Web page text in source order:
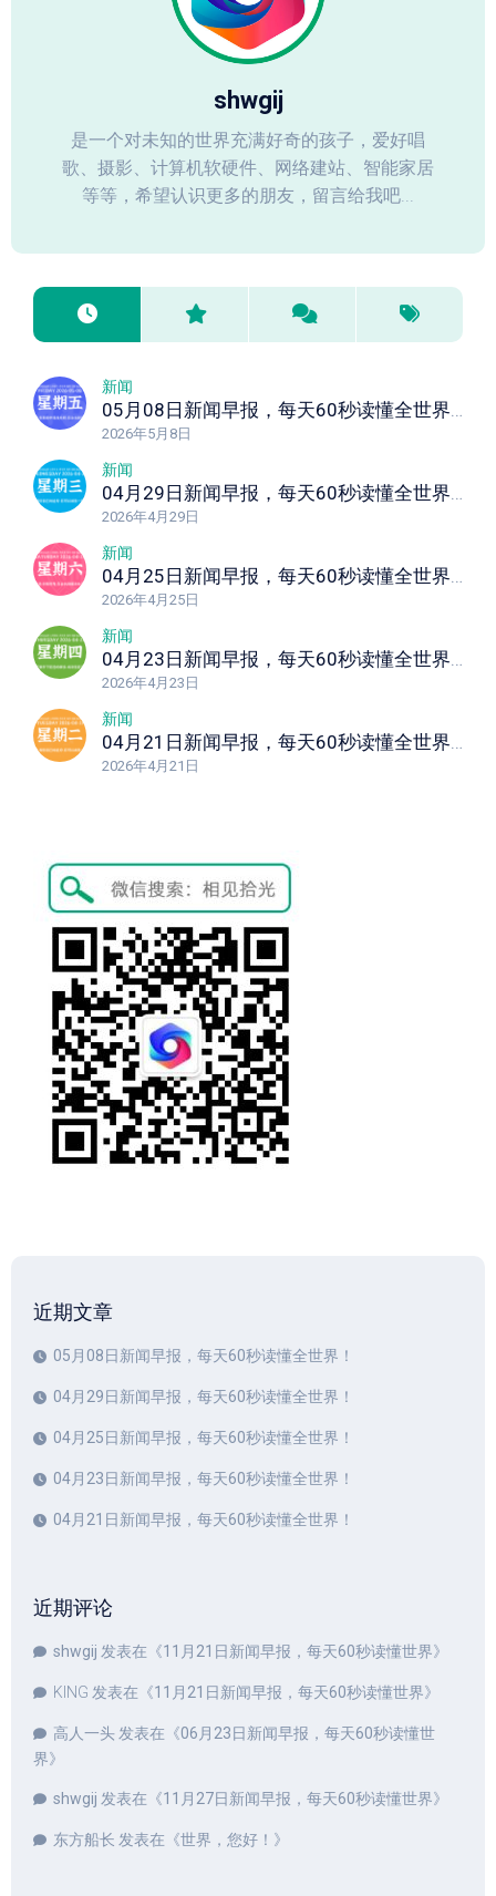
shwgij
是一个对未知的世界充满好奇的孩子，爱好唱
歌、摄影、计算机软硬件、网络建站、智能家居
等等，希望认识更多的朋友，留言给我吧...
新闻
05月08日新闻早报，每天60秒读懂全世界！
2026年5月8日
新闻
04月29日新闻早报，每天60秒读懂全世界！
2026年4月29日
新闻
04月25日新闻早报，每天60秒读懂全世界！
2026年4月25日
新闻
04月23日新闻早报，每天60秒读懂全世界！
2026年4月23日
新闻
04月21日新闻早报，每天60秒读懂全世界！
2026年4月21日
近期文章
05月08日新闻早报，每天60秒读懂全世界！
04月29日新闻早报，每天60秒读懂全世界！
04月25日新闻早报，每天60秒读懂全世界！
04月23日新闻早报，每天60秒读懂全世界！
04月21日新闻早报，每天60秒读懂全世界！
近期评论
shwgij 发表在《11月21日新闻早报，每天60秒读懂世界》
KING 发表在《11月21日新闻早报，每天60秒读懂世界》
高人一头发表在《06月23日新闻早报，每天60秒读懂世
界》
shwgij 发表在《11月27日新闻早报，每天60秒读懂世界》
东方船长 发表在《世界，您好！ 》